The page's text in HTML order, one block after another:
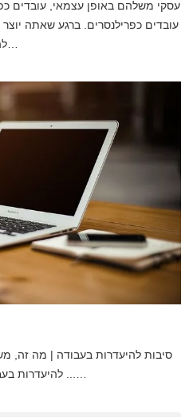
עסקי משלהם באופן עצמאי, עובדים
עובדים כפרילנסרים. ברגע שאתה
להתמקד בפרויקט וברעיון קרא עוד…